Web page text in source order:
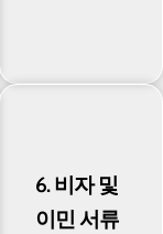
6. 비자 및
이민 서류